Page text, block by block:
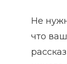
Не
что